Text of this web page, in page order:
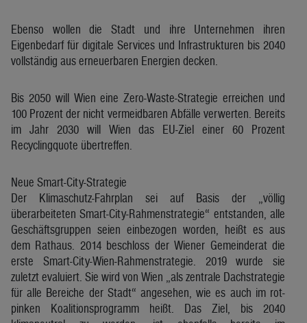
Ebenso wollen die Stadt und ihre Unternehmen ihren
Eigenbedarf für digitale Services und Infrastrukturen bis 2040
vollständig aus erneuerbaren Energien decken.
Bis 2050 will Wien eine Zero-Waste-Strategie erreichen und
100 Prozent der nicht vermeidbaren Abfälle verwerten. Bereits
im Jahr 2030 will Wien das EU-Ziel einer 60 Prozent
Recyclingquote übertreffen.
Neue Smart-City-Strategie
Der Klimaschutz-Fahrplan sei auf Basis der „völlig
überarbeiteten Smart-City-Rahmenstrategie“ entstanden, alle
Geschäftsgruppen seien einbezogen worden, heißt es aus
dem Rathaus. 2014 beschloss der Wiener Gemeinderat die
erste Smart-City-Wien-Rahmenstrategie. 2019 wurde sie
zuletzt evaluiert. Sie wird von Wien „als zentrale Dachstrategie
für alle Bereiche der Stadt“ angesehen, wie es auch im rot-
pinken Koalitionsprogramm heißt. Das Ziel, bis 2040